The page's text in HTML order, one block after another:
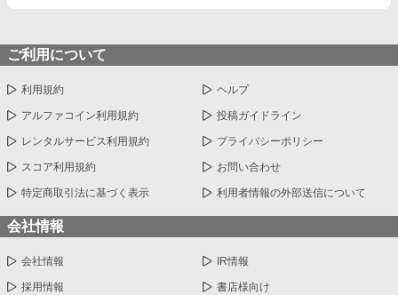
ご利用について
利用規約 ヘルプ
アルファコイン利用規約 投稿ガイドライン
レンタルサービス利用規約 プライバシーポリシー
スコア利用規約 お問い合わせ
特定商取引法に基づく表示 利用者情報の外部送信について
会社情報
会社情報 IR情報
採用情報 書店様向け